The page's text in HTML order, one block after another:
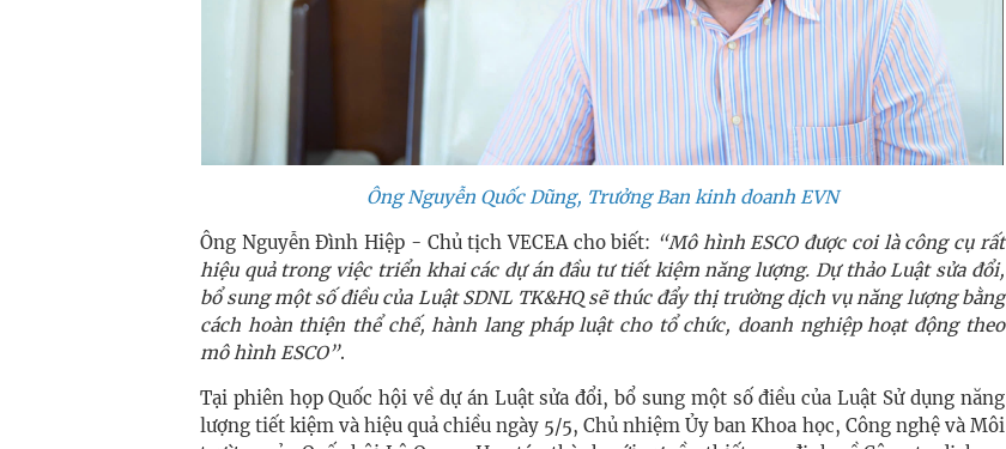
Ông Nguyễn Quốc Dũng, Trưởng Ban kinh doanh EVN
Ông Nguyễn Đình Hiệp - Chủ tịch VECEA cho biết: “Mô hình ESCO được coi là công cụ rất
hiệu quả trong việc triển khai các dự án đầu tư tiết kiệm năng lượng. Dự thảo Luật sửa đổi,
bổ sung một số điều của Luật SDNL TK&HQ sẽ thúc đẩy thị trường dịch vụ năng lượng bằng
cách hoàn thiện thể chế, hành lang pháp luật cho tổ chức, doanh nghiệp hoạt động theo
mô hình ESCO”.
Tại phiên họp Quốc hội về dự án Luật sửa đổi, bổ sung một số điều của Luật Sử dụng năng
lượng tiết kiệm và hiệu quả chiều ngày 5/5, Chủ nhiệm Ủy ban Khoa học, Công nghệ và Môi